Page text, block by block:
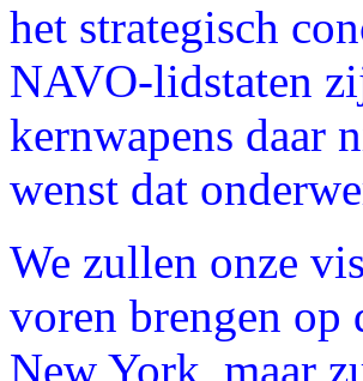
het strategisch
NAVO-lidstaten
kernwapens daar
wenst dat
We zullen onze
voren brengen op
New York, maar